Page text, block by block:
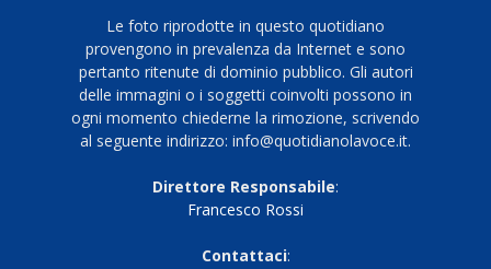
Le foto riprodotte in questo quotidiano
provengono in prevalenza da Internet e sono
pertanto ritenute di dominio pubblico. Gli autori
delle immagini o i soggetti coinvolti possono in
ogni momento chiederne la rimozione, scrivendo
al seguente indirizzo: info@quotidianolavoce.it.
Direttore Responsabile:
Francesco Rossi
Contattaci: